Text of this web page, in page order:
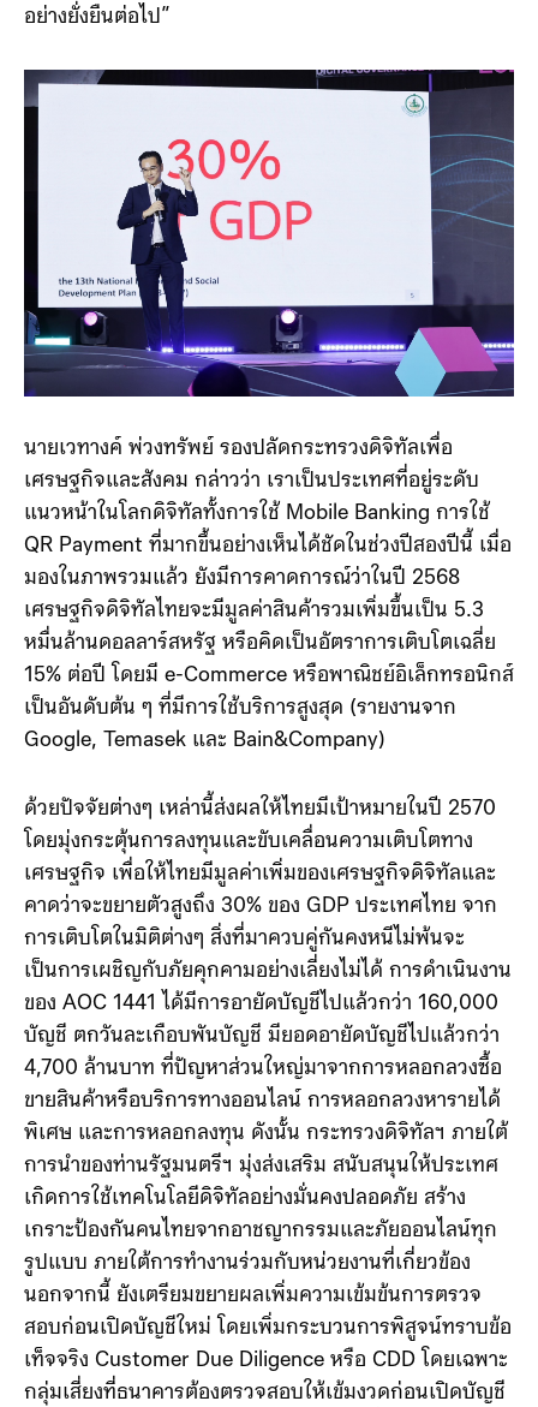
อย่างยั่งยืนต่อไป”
นายเวทางค์ พ่วงทรัพย์ รองปลัดกระทรวงดิจิทัลเพื่อ
เศรษฐกิจและสังคม กล่าวว่า เราเป็นประเทศที่อยู่ระดับ
แนวหน้าในโลกดิจิทัลทั้งการใช้ Mobile Banking การใช้
QR Payment ที่มากขึ้นอย่างเห็นได้ชัดในช่วงปีสองปีนี้ เมื่อ
มองในภาพรวมแล้ว ยังมีการคาดการณ์ว่าในปี 2568
เศรษฐกิจดิจิทัลไทยจะมีมูลค่าสินค้ารวมเพิ่มขึ้นเป็น 5.3
หมื่นล้านดอลลาร์สหรัฐ หรือคิดเป็นอัตราการเติบโตเฉลี่ย
15% ต่อปี โดยมี e-Commerce หรือพาณิชย์อิเล็กทรอนิกส์
เป็นอันดับต้น ๆ ที่มีการใช้บริการสูงสุด (รายงานจาก
Google, Temasek และ Bain&Company)
ด้วยปัจจัยต่างๆ เหล่านี้ส่งผลให้ไทยมีเป้าหมายในปี 2570
โดยมุ่งกระตุ้นการลงทุนและขับเคลื่อนความเติบโตทาง
เศรษฐกิจ เพื่อให้ไทยมีมูลค่าเพิ่มของเศรษฐกิจดิจิทัลและ
คาดว่าจะขยายตัวสูงถึง 30% ของ GDP ประเทศไทย จาก
การเติบโตในมิติต่างๆ สิ่งที่มาควบคู่กันคงหนีไม่พ้นจะ
เป็นการเผชิญกับภัยคุกคามอย่างเลี่ยงไม่ได้ การดำเนินงาน
ของ AOC 1441 ได้มีการอายัดบัญชีไปแล้วกว่า 160,000
บัญชี ตกวันละเกือบพันบัญชี มียอดอายัดบัญชีไปแล้วกว่า
4,700 ล้านบาท ที่ปัญหาส่วนใหญ่มาจากการหลอกลวงซื้อ
ขายสินค้าหรือบริการทางออนไลน์ การหลอกลวงหารายได้
พิเศษ และการหลอกลงทุน ดังนั้น กระทรวงดิจิทัลฯ ภายใต้
การนำของท่านรัฐมนตรีฯ มุ่งส่งเสริม สนับสนุนให้ประเทศ
เกิดการใช้เทคโนโลยีดิจิทัลอย่างมั่นคงปลอดภัย สร้าง
เกราะป้องกันคนไทยจากอาชญากรรมและภัยออนไลน์ทุก
รูปแบบ ภายใต้การทำงานร่วมกับหน่วยงานที่เกี่ยวข้อง
นอกจากนี้ ยังเตรียมขยายผลเพิ่มความเข้มข้นการตรวจ
สอบก่อนเปิดบัญชีใหม่ โดยเพิ่มกระบวนการพิสูจน์ทราบข้อ
เท็จจริง Customer Due Diligence หรือ CDD โดยเฉพาะ
กลุ่มเสี่ยงที่ธนาคารต้องตรวจสอบให้เข้มงวดก่อนเปิดบัญชี